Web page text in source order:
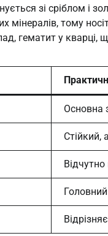
зі сріблом і
мінералів, тому
гематит у кварці,
Основна
Стійкий,
Головний